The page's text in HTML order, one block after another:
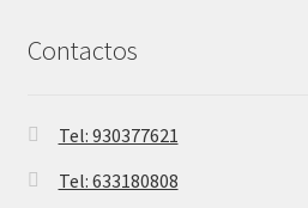
Contactos
Tel: 930377621
Tel: 633180808